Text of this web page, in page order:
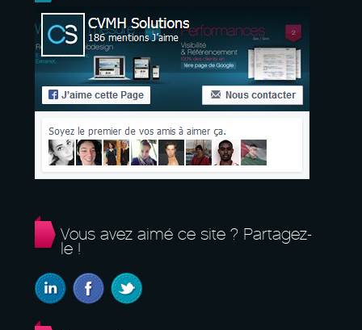
Vous avez aimé ce site ? Partagez-
le !